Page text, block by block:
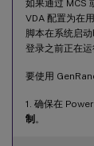
如果通过 MCS
VDA 配置为在
脚本在系统启
登录之前正在运
要使用
1. 确保在
制 。